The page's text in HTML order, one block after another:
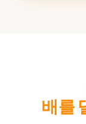
배를